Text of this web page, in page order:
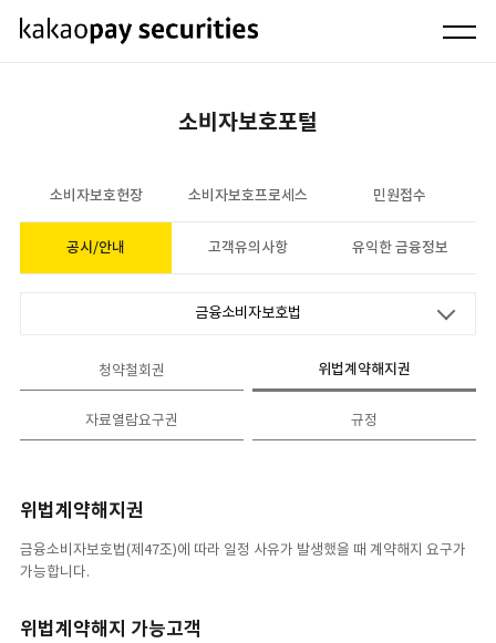
소비자보호포털
소비자보호헌장 소비자보호프로세스 민원접수
공시/안내 고객유의사항 유익한 금융정보
금융소비자보호법
청약철회권 위법계약해지권
자료열람요구권 규정
위법계약해지권
금융소비자보호법(제47조)에 따라 일정 사유가 발생했을 때 계약해지 요구가
가능합니다.
위법계약해지 가능고객